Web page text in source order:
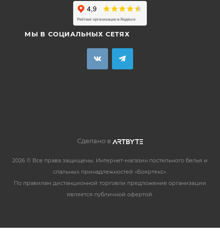
МЫ В СОЦИАЛЬНЫХ СЕТЯХ
Сделано в
2026 © Все права защищены. Интернет-магазин постельного белья и
спальных принадлежностей «Бояртекс».
По правилам дистанционной торговли предложение организации
является публичной офертой.